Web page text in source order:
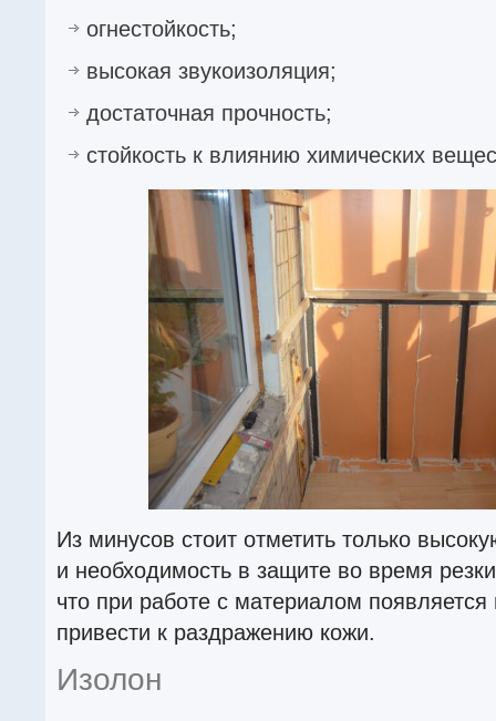
огнестойкость;
высокая звукоизоляция;
достаточная прочность;
стойкость к влиянию химических
Из минусов стоит отметить только
и необходимость в защите во время
что при работе с материалом
привести к раздражению кожи.
Изолон